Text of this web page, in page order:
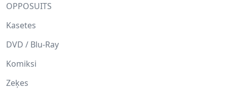
OPPOSUITS
Kasetes
DVD / Blu-Ray
Komiksi
Zeķes